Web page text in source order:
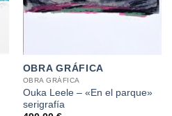
OBRA GRÁFICA
OBRA GRÁFICA
Ouka Leele – «En el parque»
serigrafía